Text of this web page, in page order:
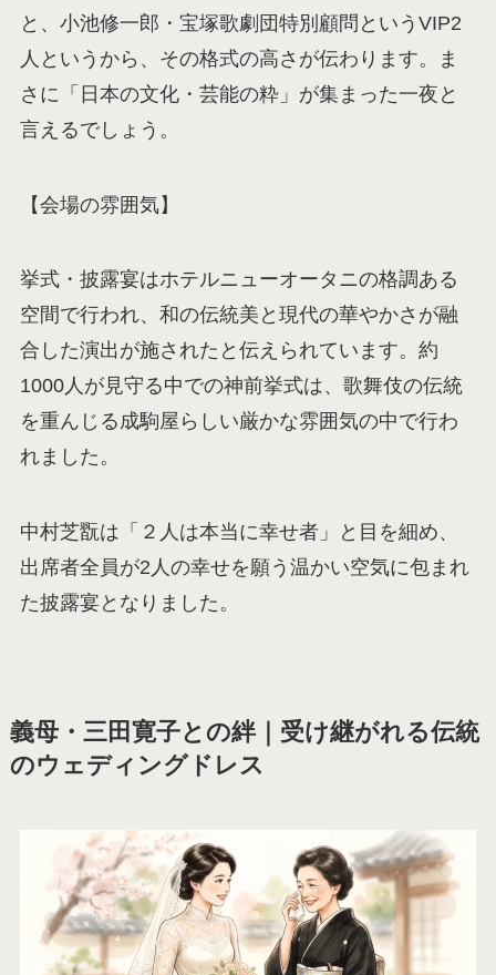
と、小池修一郎・宝塚歌劇団特別顧問というVIP2
人というから、その格式の高さが伝わります。ま
さに「日本の文化・芸能の粋」が集まった一夜と
言えるでしょう。
【会場の雰囲気】
挙式・披露宴はホテルニューオータニの格調ある
空間で行われ、和の伝統美と現代の華やかさが融
合した演出が施されたと伝えられています。約
1000人が見守る中での神前挙式は、歌舞伎の伝統
を重んじる成駒屋らしい厳かな雰囲気の中で行わ
れました。
中村芝翫は「２人は本当に幸せ者」と目を細め、
出席者全員が2人の幸せを願う温かい空気に包まれ
た披露宴となりました。
義母・三田寛子との絆｜受け継がれる伝統
のウェディングドレス